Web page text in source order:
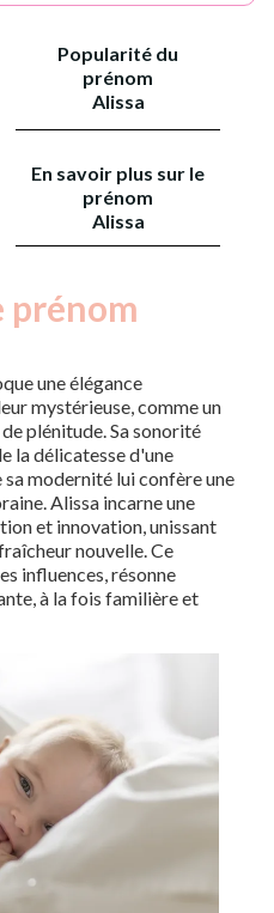
Popularité du
prénom
Alissa
En savoir plus sur le
prénom
Alissa
prénom
une élégance
mystérieuse, comme un
plénitude. Sa sonorité
la délicatesse d'une
modernité lui confère une
Alissa incarne une
et innovation, unissant
nouvelle. Ce
influences, résonne
à la fois familière et